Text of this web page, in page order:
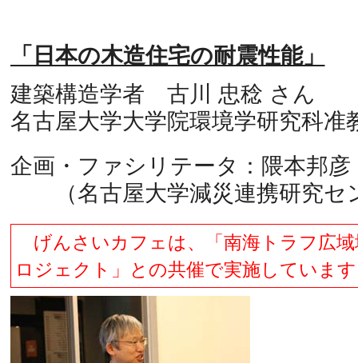
「日本の木造住宅の耐震性能」
建築構造学者 古川 忠稔 さん
名古屋大学大学院環境学研究科准
企画・ファシリテータ：隈本邦彦
（名古屋大学減災連携研究セ
げんさいカフェは、「南海トラフ広域
ロジェクト」との共催で実施していま